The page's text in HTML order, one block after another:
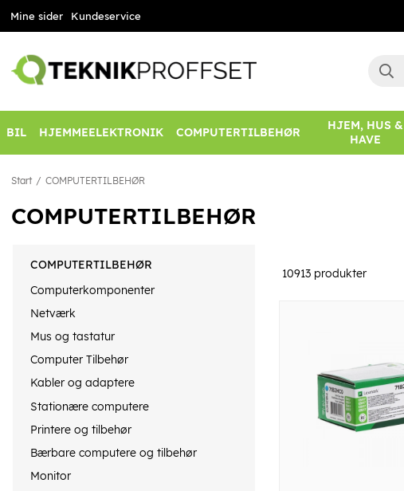
Mine sider Kundeservice
BIL HJEMMEELEKTRONIK COMPUTERTILBEHØR
HJEM, HUS &
HAVE
Start COMPUTERTILBEHØR
COMPUTERTILBEHØR
COMPUTERTILBEHØR
Computerkomponenter
Netværk
Mus og tastatur
Computer Tilbehør
Kabler og adaptere
Stationære computere
Printere og tilbehør
Bærbare computere og tilbehør
Monitor
10913 produkter